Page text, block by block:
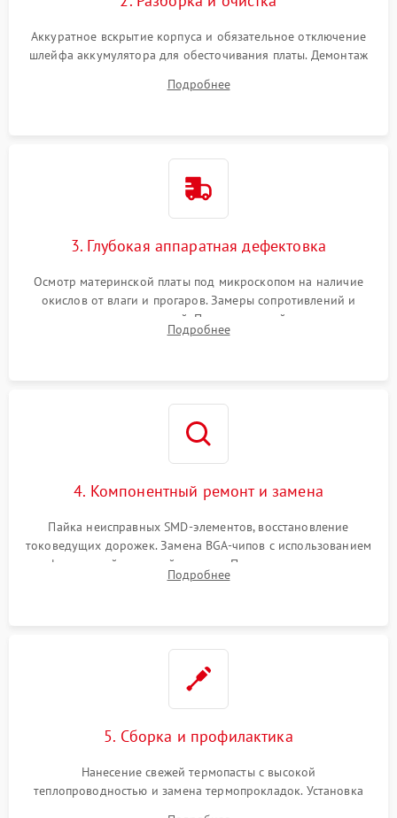
Аккуратное вскрытие корпуса и обязательное отключение
шлейфа аккумулятора для обесточивания платы. Демонтаж
высохшей термопасты с кристаллов чипов.
Подробнее
3. Глубокая аппаратная дефектовка
Осмотр материнской платы под микроскопом на наличие
окислов от влаги и прогаров. Замеры сопротивлений и
дежурных напряжений. Проверка цепей питания,
мультиконтроллера, процессора и видеочипа.
Подробнее
4. Компонентный ремонт и замена
Пайка неисправных SMD-элементов, восстановление
токоведущих дорожек. Замена BGA-чипов с использованием
инфракрасной паяльной станции. Прошивка микросхемы
BIOS или замена поврежденных портов USB
Подробнее
5. Сборка и профилактика
Нанесение свежей термопасты с высокой
теплопроводностью и замена термопрокладок. Установка